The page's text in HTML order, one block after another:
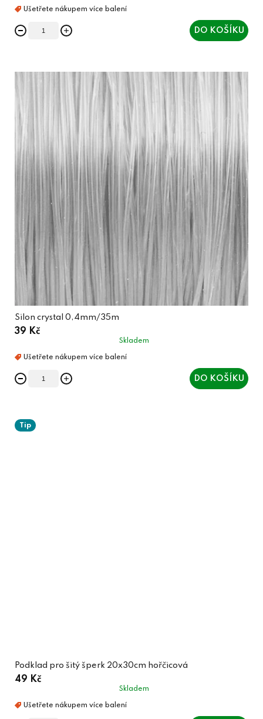
DO KOŠÍKU
Silon crystal 0,4mm/35m
39 Kč
Skladem
DO KOŠÍKU
Tip
Podklad pro šitý šperk 20x30cm hořčicová
49 Kč
Skladem